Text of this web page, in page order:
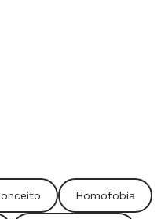
se julgar pela
poderão
de um gay na
Homofobia